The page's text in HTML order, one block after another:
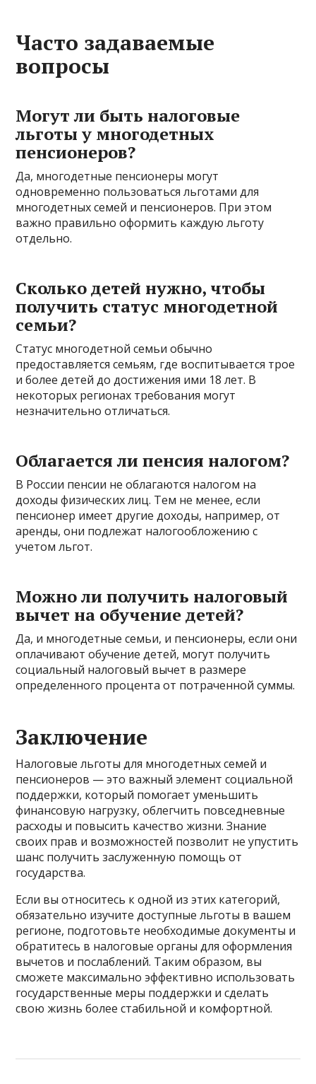
Часто задаваемые
вопросы
Могут ли быть налоговые
льготы у многодетных
пенсионеров?
Да, многодетные пенсионеры могут
одновременно пользоваться льготами для
многодетных семей и пенсионеров. При этом
важно правильно оформить каждую льготу
отдельно.
Сколько детей нужно, чтобы
получить статус многодетной
семьи?
Статус многодетной семьи обычно
предоставляется семьям, где воспитывается трое
и более детей до достижения ими 18 лет. В
некоторых регионах требования могут
незначительно отличаться.
Облагается ли пенсия налогом?
В России пенсии не облагаются налогом на
доходы физических лиц. Тем не менее, если
пенсионер имеет другие доходы, например, от
аренды, они подлежат налогообложению с
учетом льгот.
Можно ли получить налоговый
вычет на обучение детей?
Да, и многодетные семьи, и пенсионеры, если они
оплачивают обучение детей, могут получить
социальный налоговый вычет в размере
определенного процента от потраченной суммы.
Заключение
Налоговые льготы для многодетных семей и
пенсионеров — это важный элемент социальной
поддержки, который помогает уменьшить
финансовую нагрузку, облегчить повседневные
расходы и повысить качество жизни. Знание
своих прав и возможностей позволит не упустить
шанс получить заслуженную помощь от
государства.
Если вы относитесь к одной из этих категорий,
обязательно изучите доступные льготы в вашем
регионе, подготовьте необходимые документы и
обратитесь в налоговые органы для оформления
вычетов и послаблений. Таким образом, вы
сможете максимально эффективно использовать
государственные меры поддержки и сделать
свою жизнь более стабильной и комфортной.